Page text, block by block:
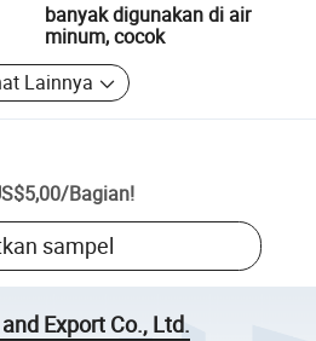
banyak digunakan di air
minum, cocok
Lainnya
/Bagian!
sampel
Export Co., Ltd.